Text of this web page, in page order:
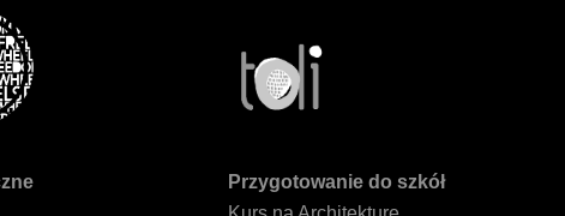
Przygotowanie do szkół